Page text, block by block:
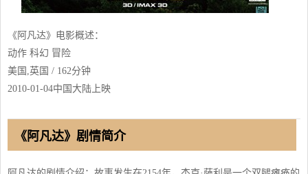
《阿凡达》电影概述：
动作 科幻 冒险
美国,英国 / 162分钟
2010-01-04中国大陆上映
《阿凡达》剧情简介